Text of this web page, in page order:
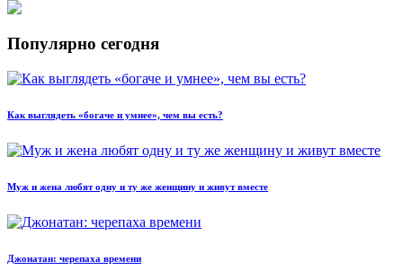
Популярно сегодня
Как выглядеть «богаче и умнее», чем вы есть?
Муж и жена любят одну и ту же женщину и живут вместе
Джонатан: черепаха времени